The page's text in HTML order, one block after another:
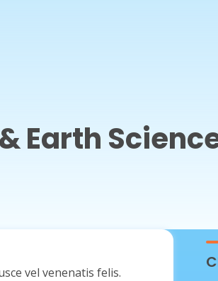
Earth
vel venenatis felis.